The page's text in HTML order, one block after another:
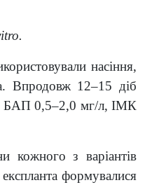
насіння,
Впродовж 12–15 діб
БАП 0,5–2,0 мг/л, ІМК
кожного з варіантів
формувалися